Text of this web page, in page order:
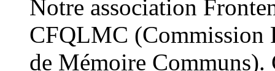
Notre association
CFQLMC (Commission
de Mémoire Communs).